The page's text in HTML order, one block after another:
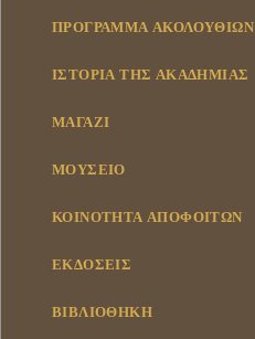
ΠΡΟΓΡΑΜΜΑ ΑΚΟΛΟΥΘΙΩΝ
ΙΣΤΟΡΊΑ ΤΗΣ ΑΚΑΔΗΜΊΑΣ
ΜΑΓΑΖΊ
ΜΟΥΣΕΊΟ
ΚΟΙΝΌΤΗΤΑ ΑΠΟΦΟΊΤΩΝ
ΕΚΔΌΣΕΙΣ
ΒΙΒΛΙΟΘΉΚΗ